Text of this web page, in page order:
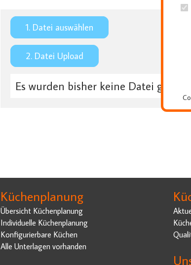
1. Datei auswählen
2. Datei Upload
Es wurden bisher keine Datei geladen
Küchenplanung
Übersicht Küchenplanung
Individuelle Küchenplanung
Konfigurierbare Küchen
Alle Unterlagen vorhanden